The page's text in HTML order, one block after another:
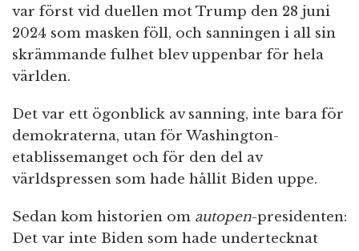
var först vid duellen mot Trump den 28 juni
2024 som masken föll, och sanningen i all sin
skrämmande fulhet blev uppenbar för hela
världen.
Det var ett ögonblick av sanning, inte bara för
demokraterna, utan för Washington-
etablissemanget och för den del av
världspressen som hade hållit Biden uppe.
Sedan kom historien om autopen-presidenten:
Det var inte Biden som hade undertecknat